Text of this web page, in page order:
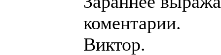
коментарии.
Виктор.